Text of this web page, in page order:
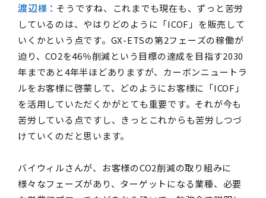
渡辺様 ： そうですね、これまでも現在も、ずっと苦労
しているのは、やはりどのように「ICOF」を販売して
いくかという点です。GX-ETSの第2フェーズの稼働が
迫り、CO2を46％削減という目標の達成を目指す2030
年まであと4年半ほどありますが、カーボンニュートラ
ルをお客様に啓蒙して、どのようにお客様に「ICOF」
を活用していただくかがとても重要です。それが今も
苦労している点ですし、きっとこれからも苦労しつづ
けていくのだと思います。
バイウィルさんが、お客様のCO2削減の取り組みに
様々なフェーズがあり、ターゲットになる業種、必要